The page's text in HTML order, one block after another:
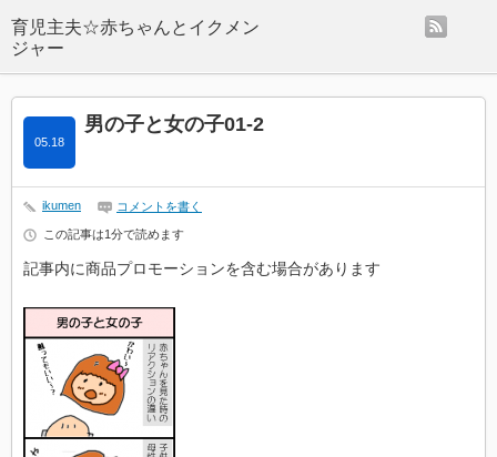
男の子と女の子01-2
05.18
ikumen コメントを書く
この記事は1分で読めます
記事内に商品プロモーションを含む場合があります